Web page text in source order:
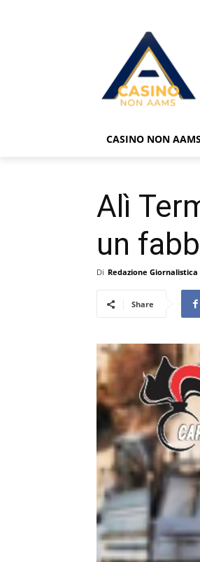
CASINO NON AAMS
Alì
un
Di Redazione Giornalistica
Share